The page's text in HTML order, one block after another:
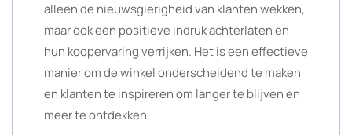
alleen de nieuwsgierigheid van klanten wekken,
maar ook een positieve indruk achterlaten en
hun koopervaring verrijken. Het is een effectieve
manier om de winkel onderscheidend te maken
en klanten te inspireren om langer te blijven en
meer te ontdekken.